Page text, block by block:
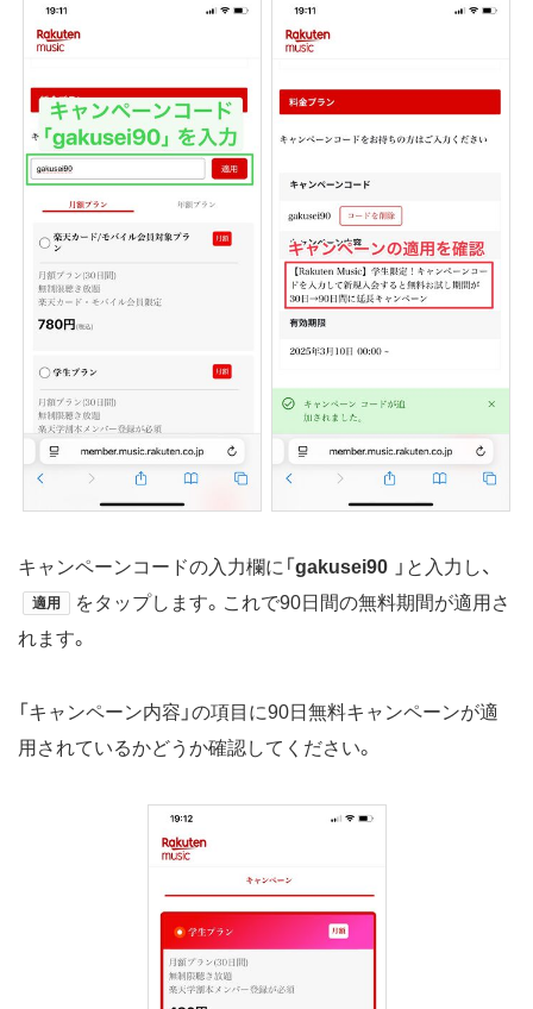
キャンペーンコードの入力欄に「 gakusei90 」と入力し、
適用
をタップします。これで90日間の無料期間が適用さ
れます。
「キャンペーン内容」の項目に90日無料キャンペーンが適
用されているかどうか確認してください。